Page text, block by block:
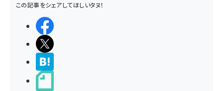
この記事をシェアしてほしいタヌ！